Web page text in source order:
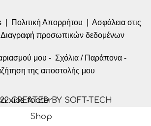
| Πολιτική Απορρήτου
Ασφάλεια στις
Διαγραφή προσωπικών δεδομένων
μου - Σχόλια / Παράπονα -
της αποστολής μου
CREATED BY SOFT-TECH
Shop